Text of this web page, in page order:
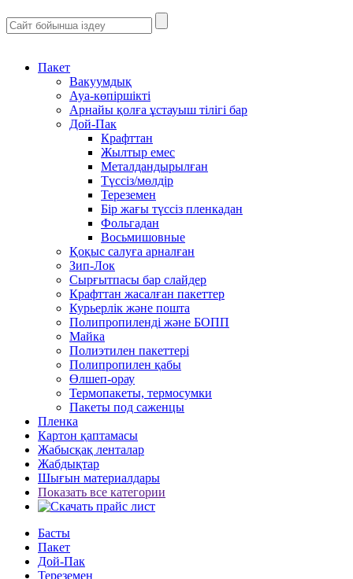
Пакет
Вакуумдық
Ауа-көпіршікті
Арнайы қолға ұстауыш тілігі бар
Дой-Пак
Крафттан
Жылтыр емес
Металдандырылған
Түссіз/мөлдір
Тереземен
Бір жағы түссіз пленкадан
Фольгадан
Восьмишовные
Қоқыс салуға арналған
Зип-Лок
Сырғытпасы бар слайдер
Крафттан жасалған пакеттер
Курьерлік және пошта
Полипропиленді және БОПП
Майка
Полиэтилен пакеттері
Полипропилен қабы
Өлшеп-орау
Термопакеты, термосумки
Пакеты под саженцы
Пленка
Картон қаптамасы
Жабысқақ ленталар
Жабдықтар
Шығын материалдары
Показать все категории
Басты
Пакет
Дой-Пак
Тереземен